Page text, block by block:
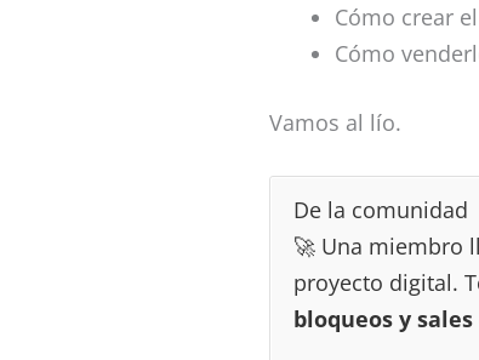
Cómo crear
Cómo
Vamos al lío.
De la comunidad
🚀 Una miembro
proyecto digital.
bloqueos y